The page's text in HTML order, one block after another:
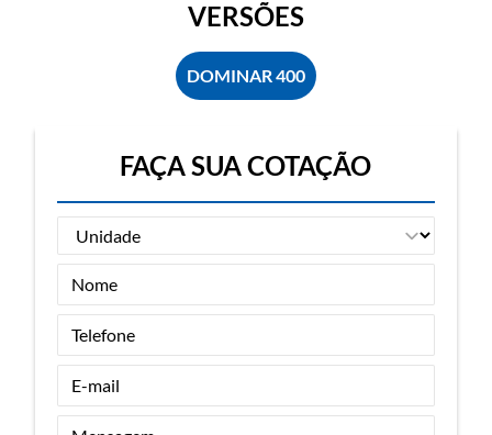
FAÇA SUA COTAÇÃO
VERSÕES
DOMINAR 400